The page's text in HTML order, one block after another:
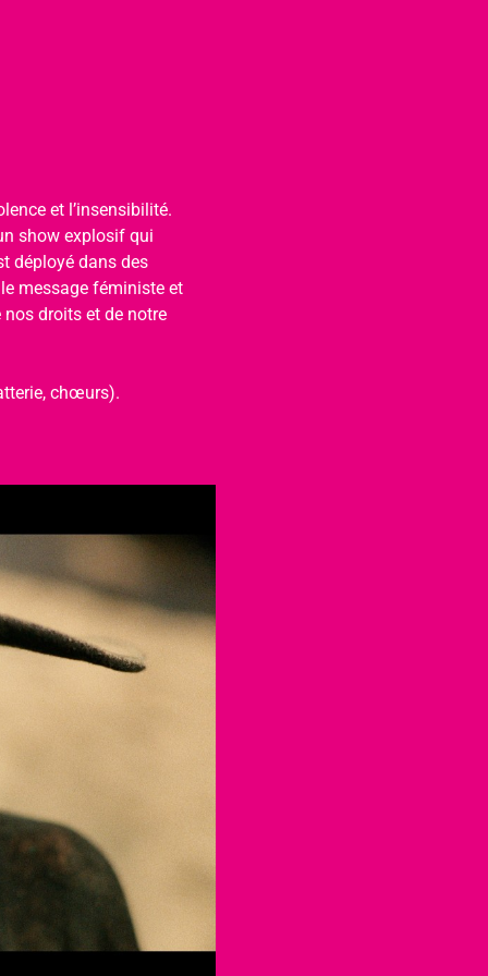
et l’insensibilité.
show explosif qui
déployé dans des
message féministe et
droits et de notre
chœurs).